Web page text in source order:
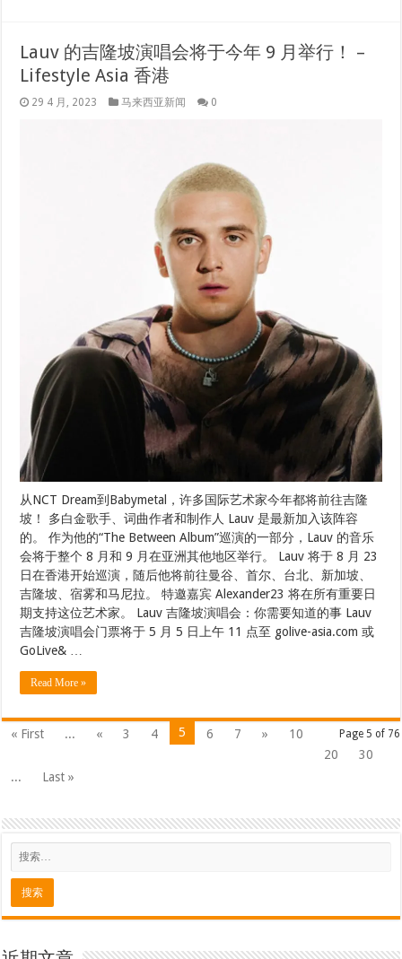
Lauv 的吉隆坡演唱会将于今年 9 月举行！ –
Lifestyle Asia 香港
从NCT Dream到Babymetal，许多国际艺术家今年都将前往吉隆
坡！ 多白金歌手、词曲作者和制作人 Lauv 是最新加入该阵容
的。 作为他的“The Between Album”巡演的一部分，Lauv 的音乐
会将于整个 8 月和 9 月在亚洲其他地区举行。 Lauv 将于 8 月 23
日在香港开始巡演，随后他将前往曼谷、首尔、台北、新加坡、
吉隆坡、宿雾和马尼拉。 特邀嘉宾 Alexander23 将在所有重要日
期支持这位艺术家。 Lauv 吉隆坡演唱会：你需要知道的事 Lauv
吉隆坡演唱会门票将于 5 月 5 日上午 11 点至 golive-asia.com ⁠或
Read More »
Page 5 of 76
5